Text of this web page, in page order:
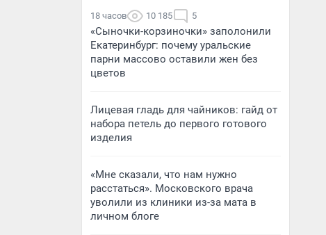
18 часов 10 185 5
«Сыночки-корзиночки» заполонили
Екатеринбург: почему уральские
парни массово оставили жен без
цветов
Лицевая гладь для чайников: гайд от
набора петель до первого готового
изделия
«Мне сказали, что нам нужно
расстаться». Московского врача
уволили из клиники из-за мата в
личном блоге